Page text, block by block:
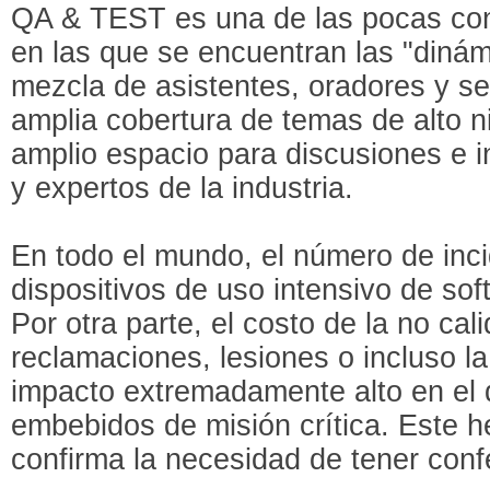
QA & TEST es una de las pocas
en las que se encuentran las
mezcla de asistentes, oradores y
amplia cobertura de temas de alto
amplio espacio para discusiones e
y expertos de la industria.
En todo el mundo, el número de
dispositivos de uso intensivo de
Por otra parte, el costo de la no
reclamaciones, lesiones o incluso
impacto extremadamente alto en
embebidos de misión crítica. Este
confirma la necesidad de tener